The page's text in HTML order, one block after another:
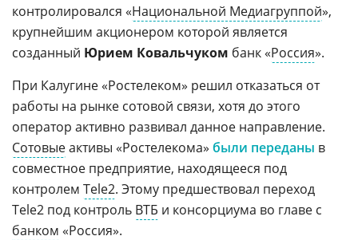
контролировался «Национальной Медиагруппой»,
крупнейшим акционером которой является
созданный Юрием Ковальчуком банк «Россия».
При Калугине «Ростелеком» решил отказаться от
работы на рынке сотовой связи, хотя до этого
оператор активно развивал данное направление.
Сотовыеактивы «Ростелекома» были переданы в
совместное предприятие, находящееся под
контролем Tele2. Этому предшествовал переход
Tele2 под контроль ВТБ и консорциума во главе с
банком «Россия».